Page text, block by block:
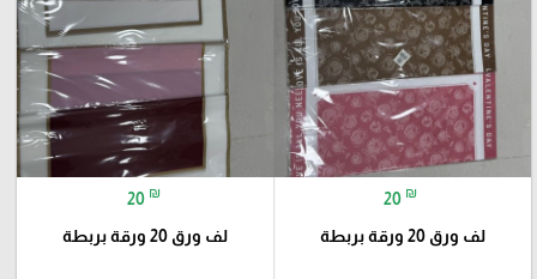
20 ₪
لف ورق 20 ورقة بربطة
20 ₪
لف ورق 20 ورقة بربطة